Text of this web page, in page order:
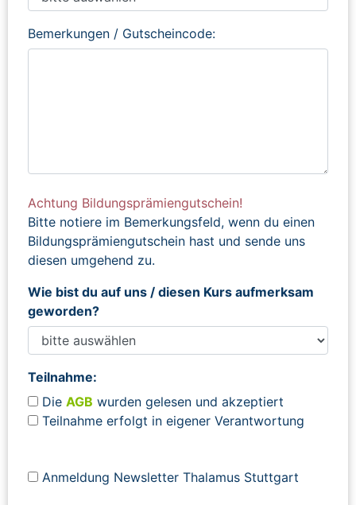
Bemerkungen / Gutscheincode:
Achtung Bildungsprämiengutschein!
Bitte notiere im Bemerkungsfeld, wenn du einen
Bildungsprämiengutschein hast und sende uns
diesen umgehend zu.
Wie bist du auf uns / diesen Kurs aufmerksam
geworden?
Teilnahme:
Die AGB wurden gelesen und akzeptiert
Teilnahme erfolgt in eigener Verantwortung
Anmeldung Newsletter Thalamus Stuttgart